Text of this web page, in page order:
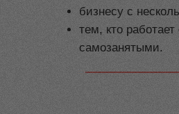
бизнесу с
тем, кто
самозанятыми.